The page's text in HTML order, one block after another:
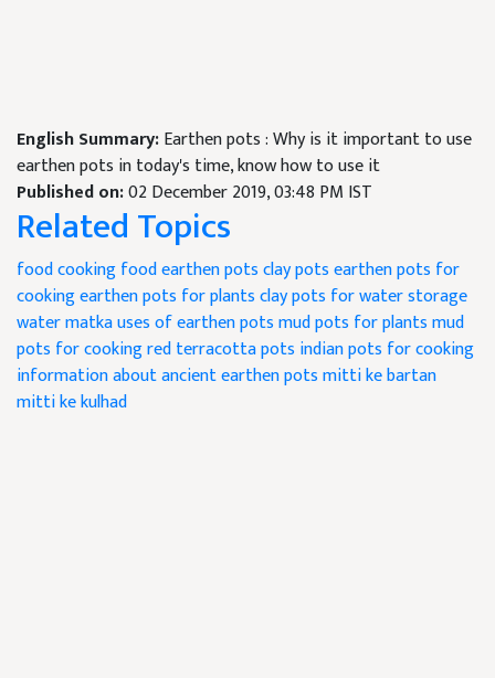
English Summary:Earthen pots : Why is it important to use
earthen pots in today's time, know how to use it
Published on:02 December 2019, 03:48 PM IST
Related Topics
food cookingfood earthen potsclay potsearthen pots for
cookingearthen pots for plantsclay pots for water storage
water matkauses of earthen potsmud pots for plantsmud
pots for cookingred terracotta pots indian pots for cooking
information about ancient earthen potsmitti ke bartan
mitti ke kulhad